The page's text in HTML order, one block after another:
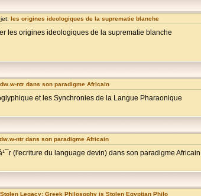
les origines ideologiques de la suprematie blanche
les origines ideologiques de la suprematie blanche
ntr dans son paradigme Africain
et les Synchronies de la Langue Pharaonique
ntr dans son paradigme Africain
(l'ecriture du language devin) dans son paradigme
Legacy: Greek Philosophy is Stolen Egyptian Philo